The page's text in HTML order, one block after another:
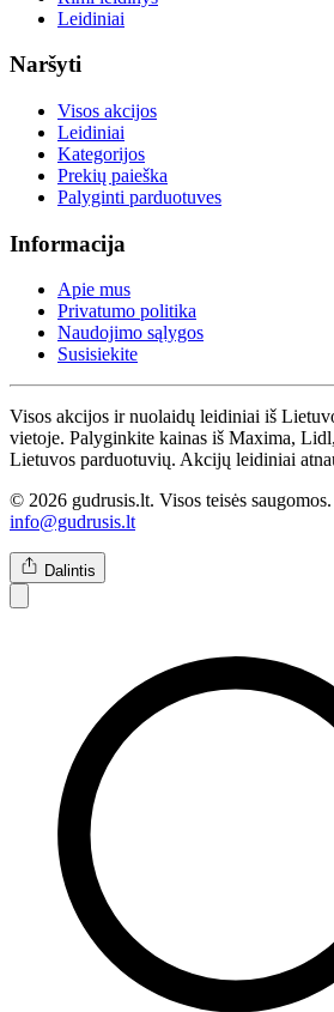
Leidiniai
Naršyti
Visos akcijos
Leidiniai
Kategorijos
Prekių paieška
Palyginti parduotuves
Informacija
Apie mus
Privatumo politika
Naudojimo sąlygos
Susisiekite
Visos akcijos ir nuolaidų leidiniai iš
vietoje. Palyginkite kainas iš Maxima,
Lietuvos parduotuvių. Akcijų leidiniai
© 2026 gudrusis.lt. Visos teisės saugomos.
info@gudrusis.lt
Dalintis